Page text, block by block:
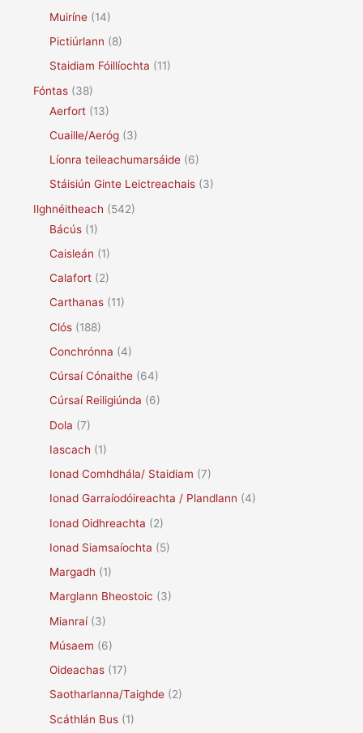
Muiríne (14)
Pictiúrlann (8)
Staidiam Fóillíochta (11)
Fóntas (38)
Aerfort (13)
Cuaille/Aeróg (3)
Líonra teileachumarsáide (6)
Stáisiún Ginte Leictreachais (3)
Ilghnéitheach (542)
Bácús (1)
Caisleán (1)
Calafort (2)
Carthanas (11)
Clós (188)
Conchrónna (4)
Cúrsaí Cónaithe (64)
Cúrsaí Reiligiúnda (6)
Dola (7)
Iascach (1)
Ionad Comhdhála/ Staidiam (7)
Ionad Garraíodóireachta / Plandlann (4)
Ionad Oidhreachta (2)
Ionad Siamsaíochta (5)
Margadh (1)
Marglann Bheostoic (3)
Mianraí(3)
Músaem (6)
Oideachas (17)
Saotharlanna/Taighde (2)
Scáthlán Bus (1)